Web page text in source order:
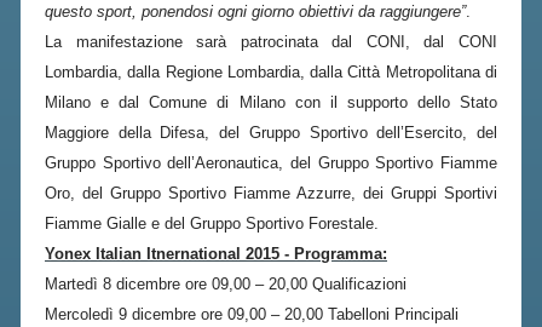
questo sport, ponendosi ogni giorno obiettivi da raggiungere”.
La manifestazione sarà patrocinata dal CONI, dal CONI
Lombardia, dalla Regione Lombardia, dalla Città Metropolitana di
Milano e dal Comune di Milano con il supporto dello Stato
Maggiore della Difesa, del Gruppo Sportivo dell’Esercito, del
Gruppo Sportivo dell’Aeronautica, del Gruppo Sportivo Fiamme
Oro, del Gruppo Sportivo Fiamme Azzurre, dei Gruppi Sportivi
Fiamme Gialle e del Gruppo Sportivo Forestale.
Yonex Italian Itnernational 2015 - Programma:
Martedì 8 dicembre ore 09,00 – 20,00 Qualificazioni
Mercoledì 9 dicembre ore 09,00 – 20,00 Tabelloni Principali
2026
2025
2024
2022
2021
2020
2019